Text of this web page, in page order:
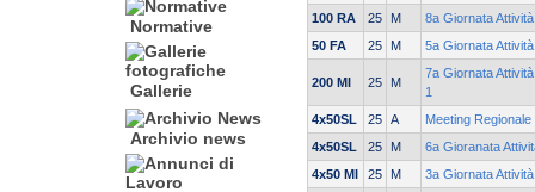
Normative
Gallerie
Archivio news
100 RA
25 M
8a Giornata
50 FA
25 M 5a Giornata
200 MI 25 M
7a Giornata
1
4x50SL
25 A
Meeting
4x50SL
25 M
6a Gioranata
4x50 MI
25 M
3a Giornata